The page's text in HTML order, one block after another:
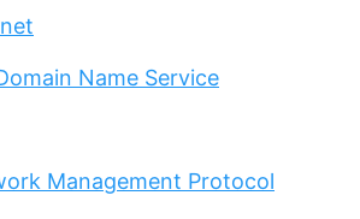
Name Service
Management Protocol